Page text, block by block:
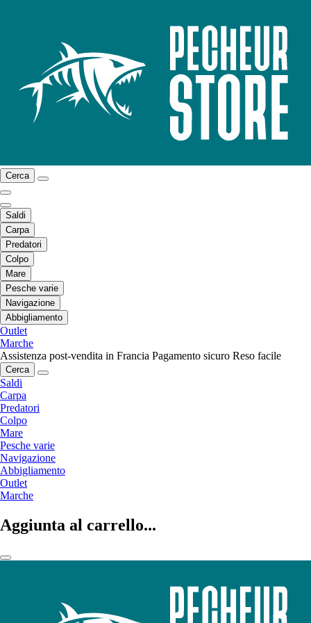
Cerca
Saldi
Carpa
Predatori
Colpo
Mare
Pesche varie
Navigazione
Abbigliamento
Outlet
Marche
Assistenza post-vendita in Francia Pagamento sicuro Reso facile
Cerca
Saldi
Carpa
Predatori
Colpo
Mare
Pesche varie
Navigazione
Abbigliamento
Outlet
Marche
Aggiunta al carrello...